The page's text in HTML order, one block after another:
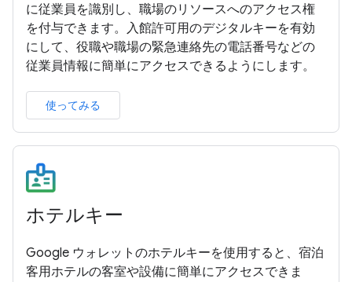
に従業員を識別し、職場のリソースへのアクセス権
を付与できます。入館許可用のデジタルキーを有効
にして、役職や職場の緊急連絡先の電話番号などの
従業員情報に簡単にアクセスできるようにします。
使ってみる
ホテルキー
Google ウォレットのホテルキーを使用すると、宿泊
客用ホテルの客室や設備に簡単にアクセスできま